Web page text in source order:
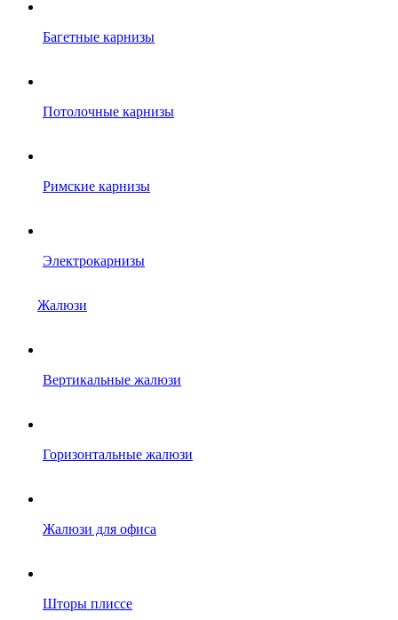
Багетные карнизы
Потолочные карнизы
Римские карнизы
Электрокарнизы
Жалюзи
Вертикальные жалюзи
Горизонтальные жалюзи
Жалюзи для офиса
Шторы плиссе